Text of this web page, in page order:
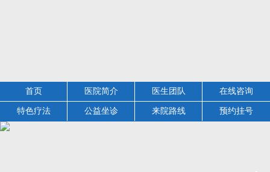
首页 医院简介 医生团队 在线咨询
特色疗法 公益坐诊 来院路线 预约挂号